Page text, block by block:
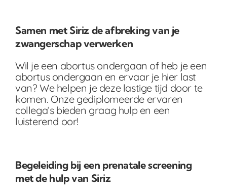
Samen met Siriz de afbreking van je
zwangerschap verwerken
Wil je een abortus ondergaan of heb je een
abortus ondergaan en ervaar je hier last
van? We helpen je deze lastige tijd door te
komen. Onze gediplomeerde ervaren
collega’s bieden graag hulp en een
luisterend oor!
Begeleiding bij een prenatale screening
met de hulp van Siriz